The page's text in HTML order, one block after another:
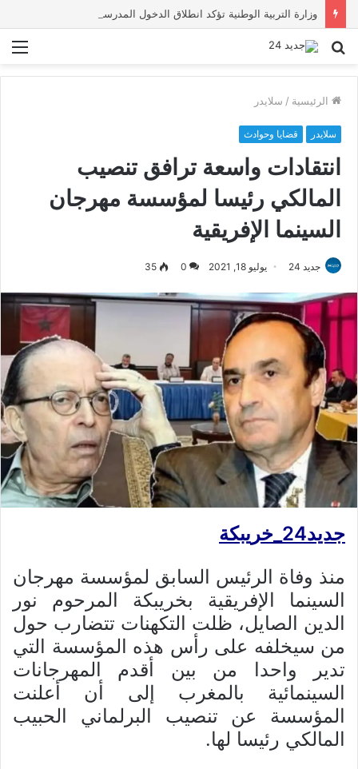
بحث
الرئيسية / سلايدر
سلايدر قضايا وحوادث
انتقادات واسعة ترافق تنصيب
المالكي رئيسا لمؤسسة مهرجان
السينما الإفريقية
جديد 24 يوليو 18, 2021 0
35
جديد24_خريبكة
منذ وفاة الرئيس السابق لمؤسسة مهرجان
السينما الإفريقية بخريبكة المرحوم نور
الدين الصايل، ظلت التكهنات تتضارب حول
من سيخلفه على رأس هذه المؤسسة التي
تدير واحدا من بين أقدم المهرجانات
السينمائية بالمغرب إلى أن أعلنت
المؤسسة عن تنصيب البرلماني الحبيب
المالكي رئيسا لها.